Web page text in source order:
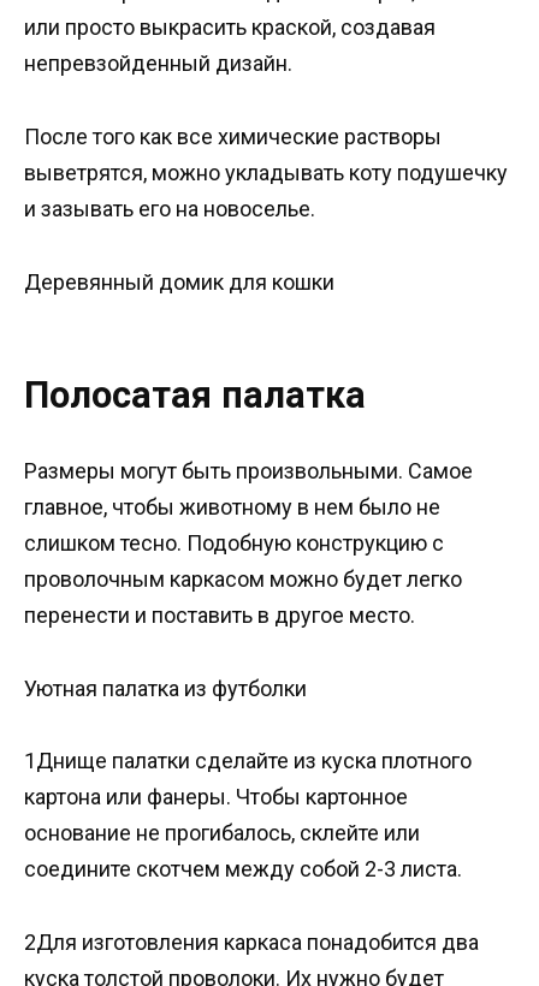
или просто выкрасить краской, создавая
непревзойденный дизайн.
После того как все химические растворы
выветрятся, можно укладывать коту подушечку
и зазывать его на новоселье.
Деревянный домик для кошки
Полосатая палатка
Размеры могут быть произвольными. Самое
главное, чтобы животному в нем было не
слишком тесно. Подобную конструкцию с
проволочным каркасом можно будет легко
перенести и поставить в другое место.
Уютная палатка из футболки
1Днище палатки сделайте из куска плотного
картона или фанеры. Чтобы картонное
основание не прогибалось, склейте или
соедините скотчем между собой 2-3 листа.
2Для изготовления каркаса понадобится два
куска толстой проволоки. Их нужно будет